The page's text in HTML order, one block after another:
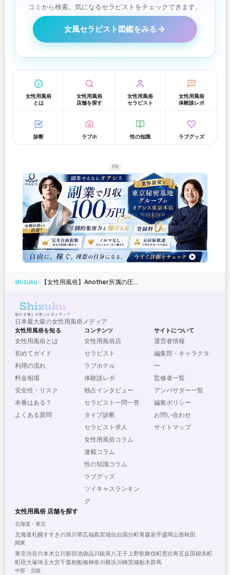
コミから検索。気になるセラピストをチェックできます。
女風セラピスト図鑑をみる
女性用風俗
とは
女性用風俗
店舗を探す
女性用風俗
セラピスト
女性用風俗
体験談レポ
診断 ラブホ 性の知識 ラブグッズ
PR
shizuku> 【女性用風俗】Another所属の圧倒的代表 YOSHIKIさんに迫る！推しセラピスト一問一答インタビュー
日本最大級の女性用風俗メディア
女性用風俗を知る
女性用風俗とは
初めてガイド
利用の流れ
料金相場
安全性・リスク
本番はある？
よくある質問
コンテンツ
女性用風俗店
セラピスト
ラブホテル
体験談レポ
独占インタビュー
セラピスト一問一答
タイプ診断
セラピスト求人
女性用風俗コラム
連載コラム
性の知識コラム
ラブグッズ
ツイキャスランキン
グ
サイトについて
運営者情報
編集部・キャラクタ
ー
監修者一覧
アンバサダー一覧
編集ポリシー
お問い合わせ
サイトマップ
女性用風俗 店舗を探す
北海道・東北
北海道札幌すすきの旭川 帯広福島宮城仙台 国分町青森岩手盛岡山形秋田
関東
東京渋谷六本木立川 新宿池袋品川 銀座八王子上野歌舞伎町恵比寿五反田錦糸町
町田大塚埼玉大宮千葉柏船橋神奈川 横浜川崎茨城栃木群馬
中部・北陸